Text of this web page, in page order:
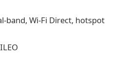
band, Wi-Fi Direct, hotspot